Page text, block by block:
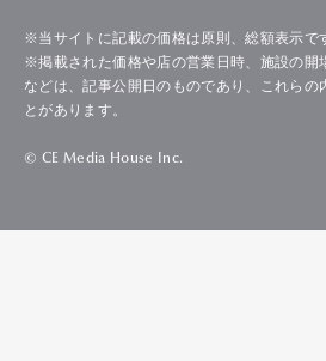
※当サイトに記載の価格は原則、総額表示で
※掲載された価格や店の営業日時、施設の開
などは、記事公開日のものであり、これらの
とがあります。
© CE Media House Inc.